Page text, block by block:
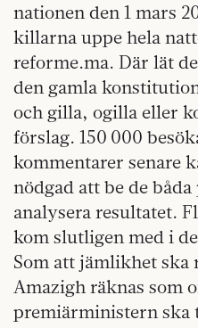
nationen den 1 mars
killarna uppe hela
reforme.ma. Där lät
den gamla
och gilla, ogilla eller
förslag. 150 000
kommentarer senare
nödgad att be de
analysera resultatet.
kom slutligen med i
Som att jämlikhet ska
Amazigh räknas som
premiärministern ska